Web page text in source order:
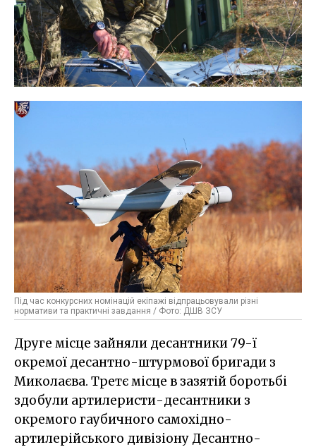
Під час конкурсних номінацій екіпажі відпрацьовували різні
нормативи та практичні завдання / Фото: ДШВ ЗСУ
Друге місце зайняли десантники 79-ї
окремої десантно-штурмової бригади з
Миколаєва. Третє місце в зазятій боротьбі
здобули артилеристи-десантники з
окремого гаубичного самохідно-
артилерійського дивізіону Десантно-